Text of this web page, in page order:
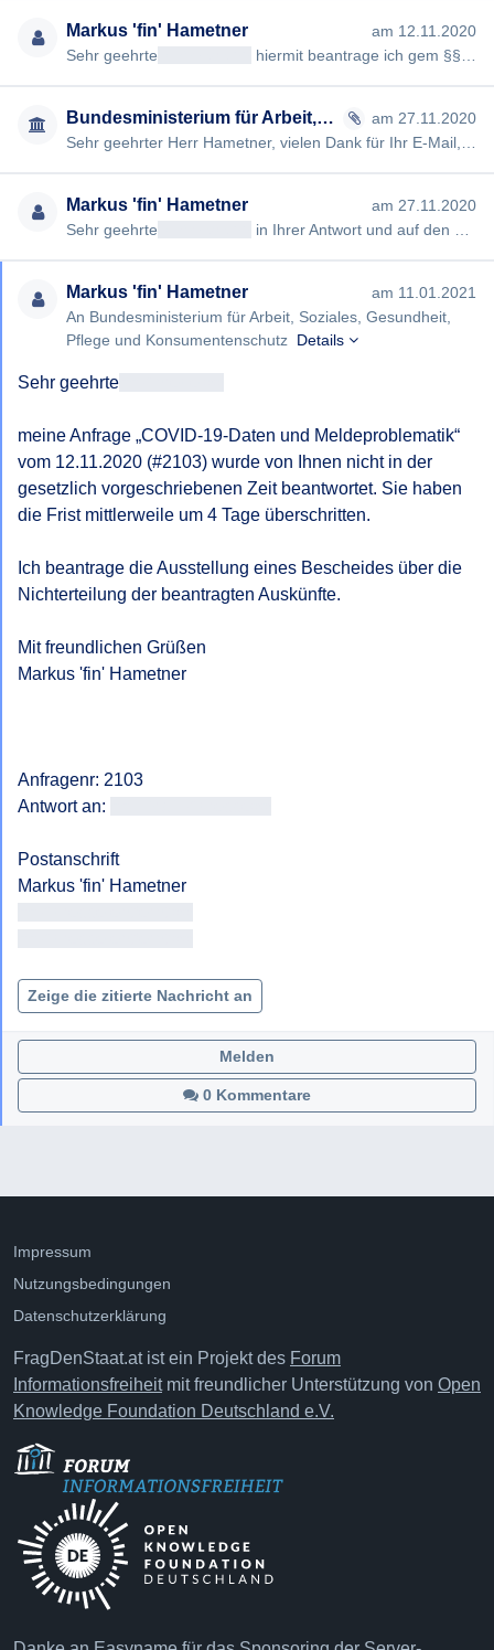
Markus 'fin' Hametner
am 12.11.2020
Sehr geehrte
hiermit beantrage ich gem §§ 2, 3 AuskunftspflichtG die Erteilung folgender Auskunft: 1…
Bundesministerium für Arbeit, Soziales, Gesundheit, Pflege und Konsumentenschutz
am 27.11.2020
Markus 'fin' Hametner
am 27.11.2020
Sehr geehrte
in Ihrer Antwort und auf den verlinkten Seiten konnte ich zu keiner einzigen meiner Frag…
Markus 'fin' Hametner
am 11.01.2021
An Bundesministerium für Arbeit, Soziales, Gesundheit,
Pflege und Konsumentenschutz Details
Sehr geehrte
meine Anfrage „COVID-19-Daten und Meldeproblematik“
vom 12.11.2020 (#2103) wurde von Ihnen nicht in der
gesetzlich vorgeschriebenen Zeit beantwortet. Sie haben
die Frist mittlerweile um 4 Tage überschritten.
Ich beantrage die Ausstellung eines Bescheides über die
Nichterteilung der beantragten Auskünfte.
Mit freundlichen Grüßen
Markus 'fin' Hametner
Anfragenr: 2103
Antwort an:
Postanschrift
Zeige die zitierte Nachricht an
0 Kommentare
Melden
Impressum
Nutzungsbedingungen
Datenschutzerklärung
FragDenStaat.at ist ein Projekt des Forum
Informationsfreiheitmit freundlicher Unterstützung von Open
Knowledge Foundation Deutschland e.V.